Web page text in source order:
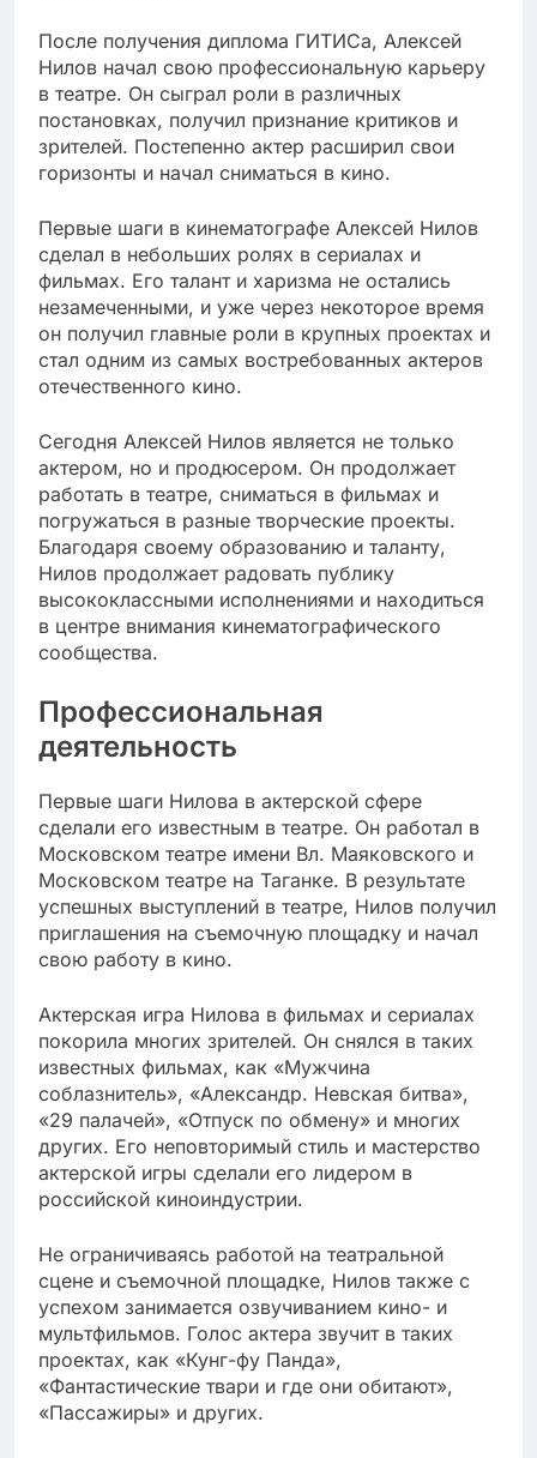
После получения диплома ГИТИСа, Алексей
Нилов начал свою профессиональную карьеру
в театре. Он сыграл роли в различных
постановках, получил признание критиков и
зрителей. Постепенно актер расширил свои
горизонты и начал сниматься в кино.
Первые шаги в кинематографе Алексей Нилов
сделал в небольших ролях в сериалах и
фильмах. Его талант и харизма не остались
незамеченными, и уже через некоторое время
он получил главные роли в крупных проектах и
стал одним из самых востребованных актеров
отечественного кино.
Сегодня Алексей Нилов является не только
актером, но и продюсером. Он продолжает
работать в театре, сниматься в фильмах и
погружаться в разные творческие проекты.
Благодаря своему образованию и таланту,
Нилов продолжает радовать публику
высококлассными исполнениями и находиться
в центре внимания кинематографического
сообщества.
Профессиональная
деятельность
Первые шаги Нилова в актерской сфере
сделали его известным в театре. Он работал в
Московском театре имени Вл. Маяковского и
Московском театре на Таганке. В результате
успешных выступлений в театре, Нилов получил
приглашения на съемочную площадку и начал
свою работу в кино.
Актерская игра Нилова в фильмах и сериалах
покорила многих зрителей. Он снялся в таких
известных фильмах, как «Мужчина
соблазнитель», «Александр. Невская битва»,
«29 палачей», «Отпуск по обмену» и многих
других. Его неповторимый стиль и мастерство
актерской игры сделали его лидером в
российской киноиндустрии.
Не ограничиваясь работой на театральной
сцене и съемочной площадке, Нилов также с
успехом занимается озвучиванием кино- и
мультфильмов. Голос актера звучит в таких
проектах, как «Кунг-фу Панда»,
«Фантастические твари и где они обитают»,
«Пассажиры» и других.